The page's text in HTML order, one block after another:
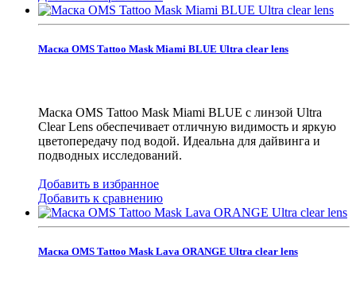
Маска OMS Tattoo Mask Miami BLUE Ultra clear lens
Маска OMS Tattoo Mask Miami BLUE с линзой Ultra
Clear Lens обеспечивает отличную видимость и яркую
цветопередачу под водой. Идеальна для дайвинга и
подводных исследований.
Добавить в избранное
Добавить к сравнению
Маска OMS Tattoo Mask Lava ORANGE Ultra clear lens